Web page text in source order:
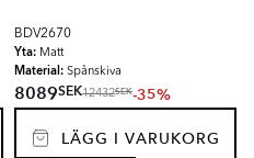
BDV2670
Yta: Matt
Material: Spånskiva
8089SEK12432SEK-35%
LÄGG I VARUKORG